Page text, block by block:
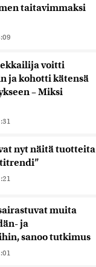
taitavimmaksi
voitti
ja kohotti kätensä
– Miksi
nyt näitä tuotteita
muita
ja
sanoo tutkimus